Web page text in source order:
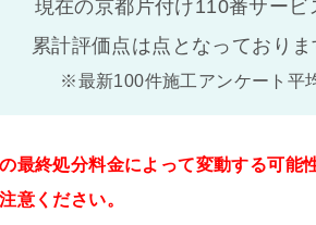
現在の京都片付け110番サービ
累計評価点は点となっておりま
※最新100件施工アンケート平
最終処分料金によって変動する可能
意ください。